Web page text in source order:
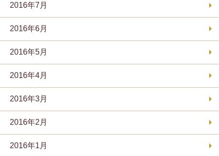
2016年7月
2016年6月
2016年5月
2016年4月
2016年3月
2016年2月
2016年1月